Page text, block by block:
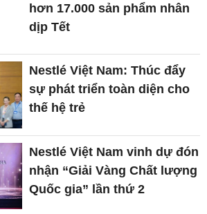
hơn 17.000 sản phẩm nhân
dịp Tết
Nestlé Việt Nam: Thúc đẩy
sự phát triển toàn diện cho
thế hệ trẻ
Nestlé Việt Nam vinh dự đón
nhận “Giải Vàng Chất lượng
Quốc gia” lần thứ 2